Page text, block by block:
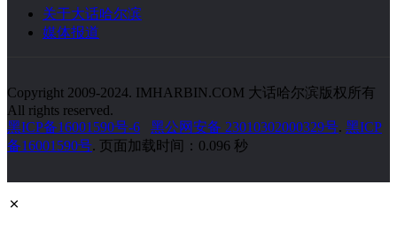
关于大话哈尔滨
媒体报道
Copyright 2009-2024. IMHARBIN.COM 大话哈尔滨版权所有
All rights reserved.
黑ICP备16001590号-6
黑公网安备 23010302000329号. 黑ICP
备16001590号. 页面加载时间：0.096 秒